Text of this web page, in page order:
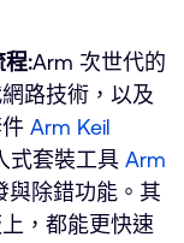
程:Arm 次世代的
路技術，以及
Arm Keil
式套裝工具 Arm
與除錯功能。其
，都能更快速